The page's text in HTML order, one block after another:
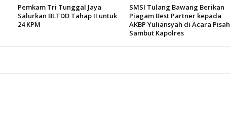
Pemkam Tri Tunggal Jaya
Salurkan BLTDD Tahap II untuk
24 KPM
SMSI Tulang Bawang Berikan
Piagam Best Partner kepada
AKBP Yuliansyah di Acara Pisah
Sambut Kapolres